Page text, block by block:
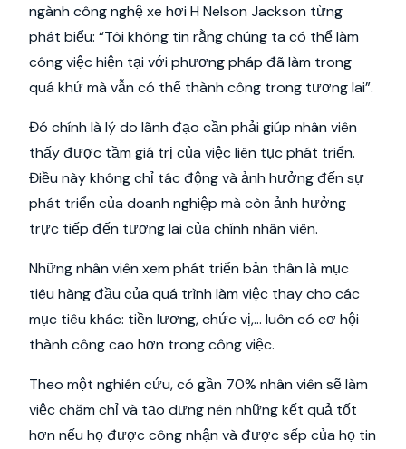
ngành công nghệ xe hơi H Nelson Jackson từng
phát biểu: “Tôi không tin rằng chúng ta có thể làm
công việc hiện tại với phương pháp đã làm trong
quá khứ mà vẫn có thể thành công trong tương lai”.
Đó chính là lý do lãnh đạo cần phải giúp nhân viên
thấy được tầm giá trị của việc liên tục phát triển.
Điều này không chỉ tác động và ảnh hưởng đến sự
phát triển của doanh nghiệp mà còn ảnh hưởng
trực tiếp đến tương lai của chính nhân viên.
Những nhân viên xem phát triển bản thân là mục
tiêu hàng đầu của quá trình làm việc thay cho các
mục tiêu khác: tiền lương, chức vị,… luôn có cơ hội
thành công cao hơn trong công việc.
Theo một nghiên cứu, có gần 70% nhân viên sẽ làm
việc chăm chỉ và tạo dựng nên những kết quả tốt
hơn nếu họ được công nhận và được sếp của họ tin